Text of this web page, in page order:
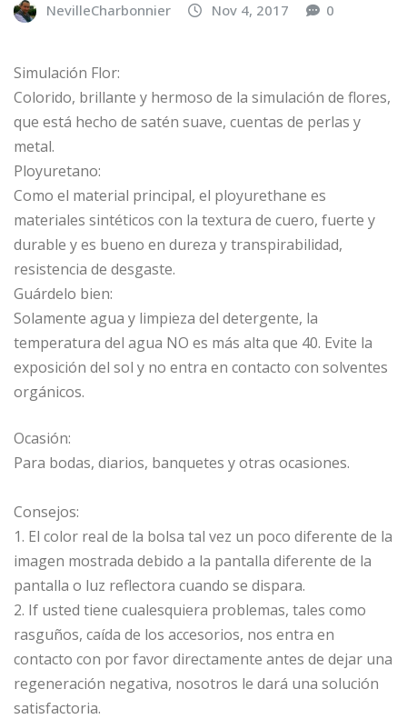
NevilleCharbonnier Nov 4, 2017 0
Simulación Flor:
Colorido, brillante y hermoso de la simulación de flores,
que está hecho de satén suave, cuentas de perlas y
metal.
Ployuretano:
Como el material principal, el ployurethane es
materiales sintéticos con la textura de cuero, fuerte y
durable y es bueno en dureza y transpirabilidad,
resistencia de desgaste.
Guárdelo bien:
Solamente agua y limpieza del detergente, la
temperatura del agua NO es más alta que 40. Evite la
exposición del sol y no entra en contacto con solventes
orgánicos.
Ocasión:
Para bodas, diarios, banquetes y otras ocasiones.
Consejos:
1. El color real de la bolsa tal vez un poco diferente de la
imagen mostrada debido a la pantalla diferente de la
pantalla o luz reflectora cuando se dispara.
2. If usted tiene cualesquiera problemas, tales como
rasguños, caída de los accesorios, nos entra en
contacto con por favor directamente antes de dejar una
regeneración negativa, nosotros le dará una solución
satisfactoria.